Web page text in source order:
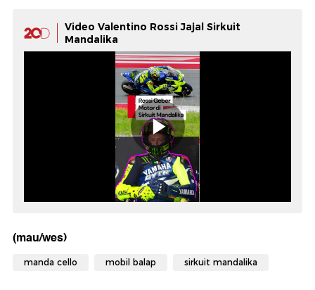
Video Valentino Rossi Jajal Sirkuit
Mandalika
(mau/wes)
manda cello mobil balap sirkuit mandalika